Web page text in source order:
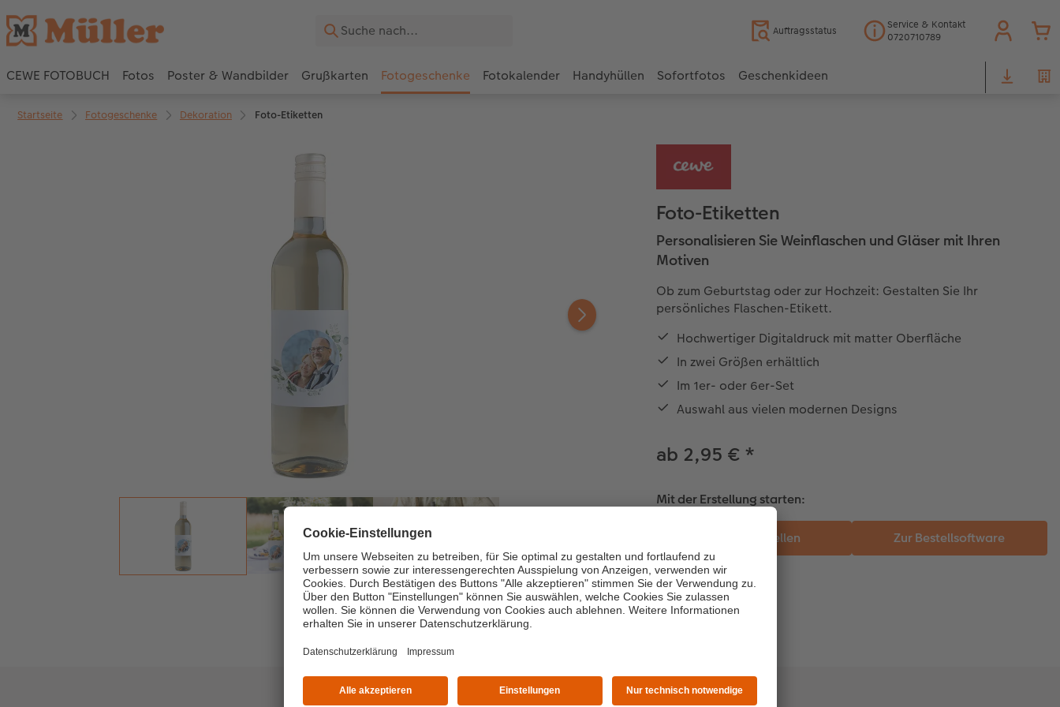
Auftragsstatus
Service & Kontakt
0720710789
CEWE FOTOBUCH Fotos Poster & Wandbilder Grußkarten Fotogeschenke Fotokalender Handyhüllen Sofortfotos Geschenkideen
Startseite Fotogeschenke Dekoration Foto-Etiketten
Foto-Etiketten
Personalisieren Sie Weinflaschen und Gläser mit Ihren
Motiven
Ob zum Geburtstag oder zur Hochzeit: Gestalten Sie Ihr
persönliches Flaschen-Etikett.
Hochwertiger Digitaldruck mit matter Oberfläche
In zwei Größen erhältlich
Im 1er- oder 6er-Set
Auswahl aus vielen modernen Designs
ab 2,95 € *
Mit der Erstellung starten: